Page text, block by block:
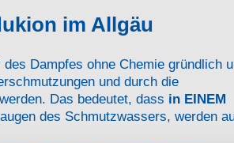
im Allgäu
Dampfes ohne Chemie gründlich
und durch die
Das bedeutet, dass in EINEM
des Schmutzwassers, werden